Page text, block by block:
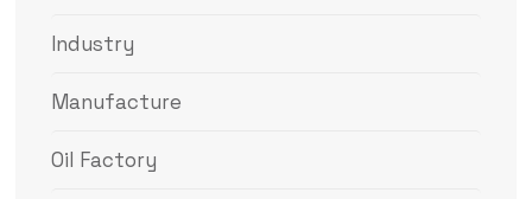
Industry
Manufacture
Oil Factory